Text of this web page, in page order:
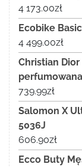
4 173.00zł
Ecobike
4 499.00zł
Christian
739.99zł
Salomon X
5036J
606.90zł
Ecco Buty